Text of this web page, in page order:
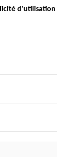
d'utilisation